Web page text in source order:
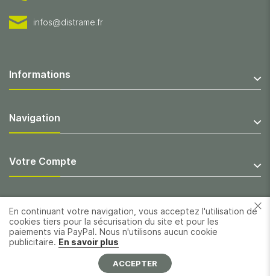
En continuant votre navigation, vous acceptez l'utilisation de
cookies tiers pour la sécurisation du site et pour les
paiements via PayPal. Nous n'utilisons aucun cookie
publicitaire. En savoir plus
ACCEPTER
infos@distrame.fr
Informations
Navigation
Votre Compte